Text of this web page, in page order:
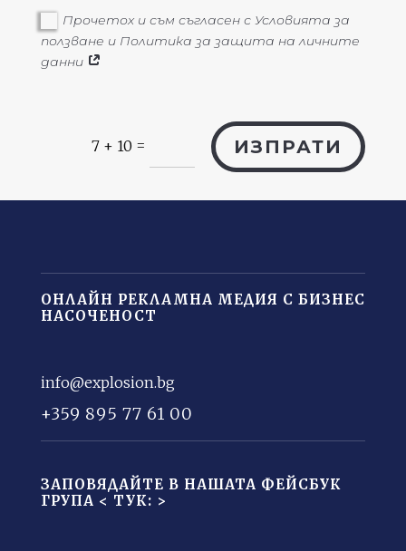
Прочетох и съм съгласен с Условията за
ползване и Политика за защита на личните
данни
7 + 10 = ИЗПРАТИ
ОНЛАЙН РЕКЛАМНА МЕДИЯ С БИЗНЕС
НАСОЧЕНОСТ
info@explosion.bg
+359 895 77 61 00
ЗАПОВЯДАЙТЕ В НАШАТА ФЕЙСБУК
ГРУПА < ТУК: >